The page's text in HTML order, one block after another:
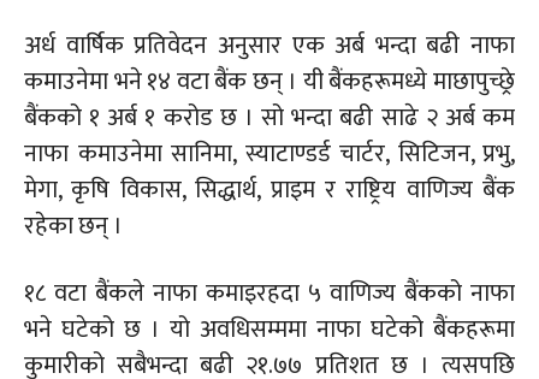
अर्ध वार्षिक प्रतिवेदन अनुसार एक अर्ब भन्दा बढी नाफा
कमाउनेमा भने १४ वटा बैंक छन् । यी बैंकहरूमध्ये माछापुच्छ्रे
बैंकको १ अर्ब १ करोड छ । सो भन्दा बढी साढे २ अर्ब कम
नाफा कमाउनेमा सानिमा, स्याटाण्डर्ड चार्टर, सिटिजन, प्रभु,
मेगा, कृषि विकास, सिद्धार्थ, प्राइम र राष्ट्रिय वाणिज्य बैंक
रहेका छन् ।
१८ वटा बैंकले नाफा कमाइरहदा ५ वाणिज्य बैंकको नाफा
भने घटेको छ । यो अवधिसम्ममा नाफा घटेको बैंकहरूमा
कुमारीको सबैभन्दा बढी २१.७७ प्रतिशत छ । त्यसपछि